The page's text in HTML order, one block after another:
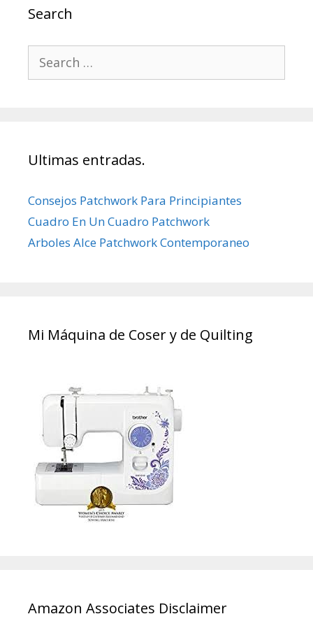
Search
for:
Ultimas entradas.
Consejos Patchwork Para Principiantes
Cuadro En Un Cuadro Patchwork
Arboles Alce Patchwork Contemporaneo
Mi Máquina de Coser y de Quilting
Amazon Associates Disclaimer